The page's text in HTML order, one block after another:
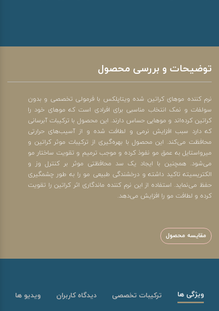
توضیحات و بررسی محصول
نرم کننده موهای کراتین شده ویتاپلکس با فرمولی تخصصی و بدون
سولفات و نمک انتخاب مناسبی برای افرادی است که موهای خود را
کراتین کرده‌اند و موهایی حساس دارند. این محصول با ترکیبات آبرسانی
که دارد سبب افزایش نرمی و لطافت شده و از آسیب‌های حرارتی
محافظت می‌کند. این محصول با بهره‌گیری از ترکیبات موثر کراتین و
میرواستایل به عمق مو نفوذ کرده و موجب ترمیم و تقویت ساختار مو
می‌شود. همچنین با ایجاد یک سد محافظتی موثر بر کنترل وز و
الکتریسیته تاکید داشته و درخشندگی طبیعی مو را به طور چشمگیری
حفظ می‌نماید. استفاده از این نرم کننده ماندگاری اثر کراتین را تقویت
کرده و لطافت مو را افزایش می‌دهد.
مقایسه محصول
ویژگی ها ترکیبات تخصصی دیدگاه کاربران ویدیو ها